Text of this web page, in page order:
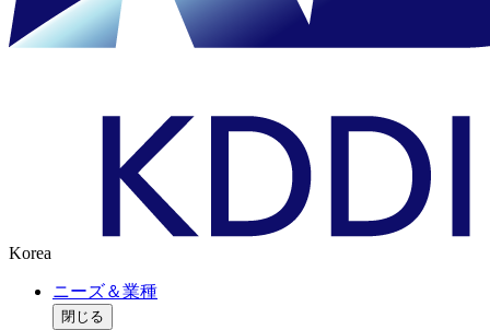
Korea
ニーズ＆業種
閉じる